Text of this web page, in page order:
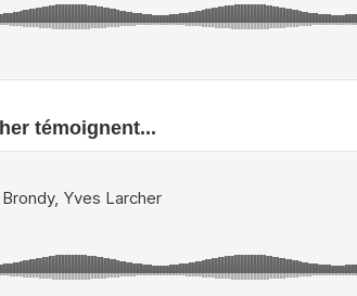
témoignent...